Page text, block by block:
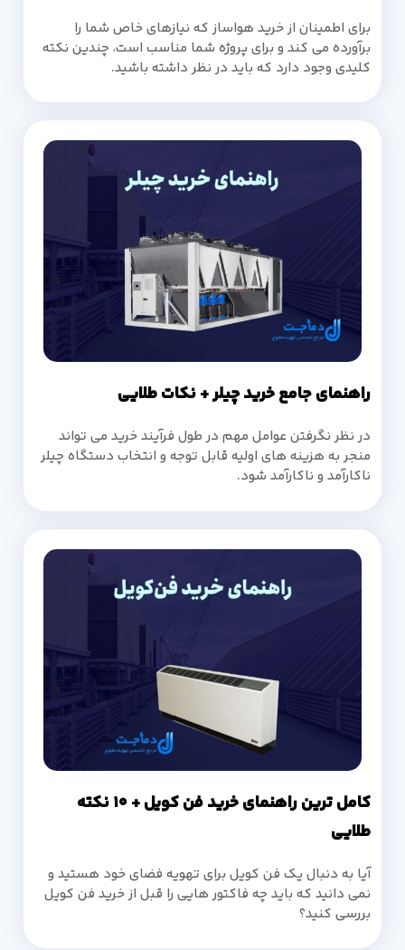
برای اطمینان از خرید هواساز که نیازهای خاص شما را
برآورده می کند و برای پروژه شما مناسب است، چندین نکته
کلیدی وجود دارد که باید در نظر داشته باشید.
راهنمای جامع خرید چیلر + نکات طلایی
در نظر نگرفتن عوامل مهم در طول فرآیند خرید می تواند
منجر به هزینه های اولیه قابل توجه و انتخاب دستگاه چیلر
ناکارآمد و ناکارآمد شود.
کامل ترین راهنمای خرید فن کویل + 10 نکته
طلایی
آیا به دنبال یک فن کویل برای تهویه فضای خود هستید و
نمی دانید که باید چه فاکتور هایی را قبل از خرید فن کویل
بررسی کنید؟